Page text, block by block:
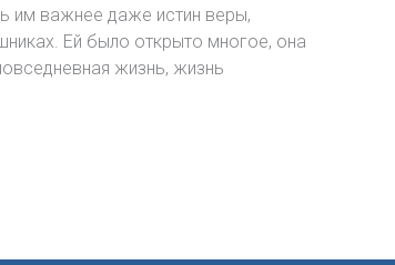
им важнее даже истин веры,
Ей было открыто многое, она
жизнь, жизнь